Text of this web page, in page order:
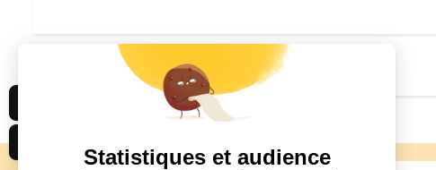
Affichage 1-2 de 2 article(s)
Statistiques et audience